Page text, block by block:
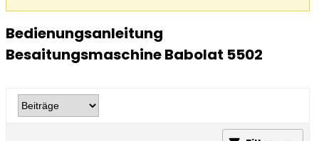
Bedienungsanleitung
Besaitungsmaschine Babolat 5502